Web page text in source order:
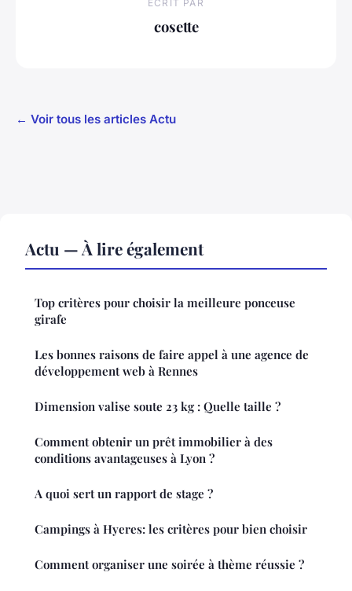
ECRIT PAR
cosette
← Voir tous les articles Actu
Actu — À lire également
Top critères pour choisir la meilleure ponceuse
girafe
Les bonnes raisons de faire appel à une agence de
développement web à Rennes
Dimension valise soute 23 kg : Quelle taille ?
Comment obtenir un prêt immobilier à des
conditions avantageuses à Lyon ?
A quoi sert un rapport de stage ?
Campings à Hyeres: les critères pour bien choisir
Comment organiser une soirée à thème réussie ?